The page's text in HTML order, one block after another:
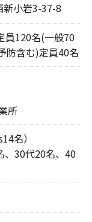
新小岩3-37-8
員120名(一般70
含む)定員40名
所
名）
、30代20名、40